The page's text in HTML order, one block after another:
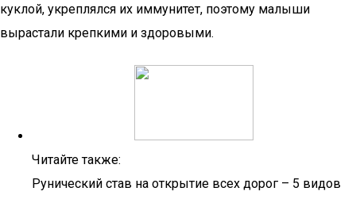
куклой, укреплялся их иммунитет, поэтому малыши
вырастали крепкими и здоровыми.
Читайте также:
Рунический став на открытие всех дорог – 5 видов